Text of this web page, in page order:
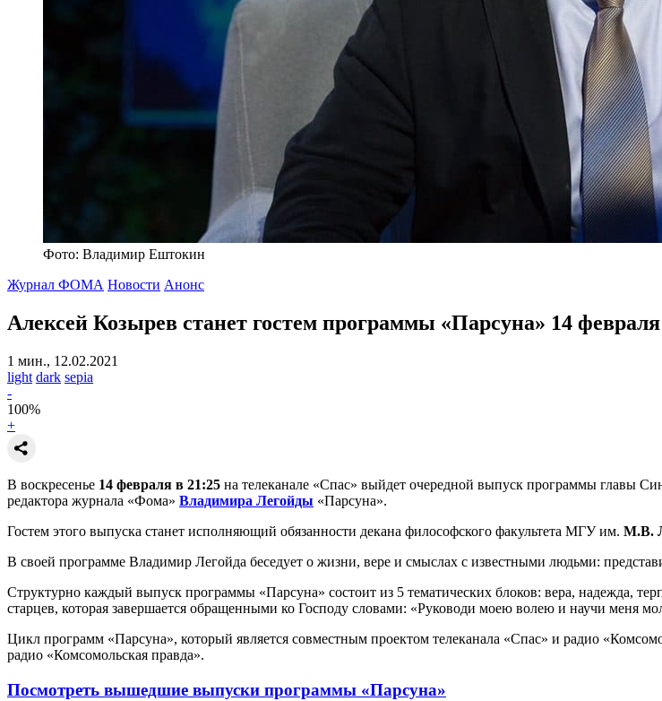
Фото: Владимир Ештокин
Журнал ФОМА Новости Анонс
Алексей Козырев станет гостем программы «Парсуна» 14 февраля
1 мин., 12.02.2021
light dark sepia
-
100%
+
В воскресенье 14 февраля в 21:25 на телеканале «Спас» выйдет очередной выпуск программы главы
редактора журнала «Фома» Владимира Легойды «Парсуна».
Гостем этого выпуска станет исполняющий обязанности декана философского факультета МГУ им. М.В.
В своей программе Владимир Легойда беседует о жизни, вере и смыслах с известными людьми:
Структурно каждый выпуск программы «Парсуна» состоит из 5 тематических блоков: вера, надежда,
старцев, которая завершается обращенными ко Господу словами: «Руководи моею волею и научи меня
Цикл программ «Парсуна», который является совместным проектом телеканала «Спас» и радио
радио «Комсомольская правда».
Посмотреть вышедшие выпуски программы «Парсуна»